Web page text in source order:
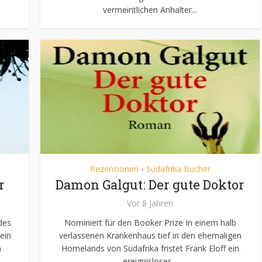
vermeintlichen Anhalter...
Rezensionen • Südafrika Bücher
Damon Galgut: Der gute Doktor
Vor 8 Jahren
Nominiert für den Booker Prize In einem halb
verlassenen Krankenhaus tief in den ehemaligen
Homelands von Südafrika fristet Frank Eloff ein